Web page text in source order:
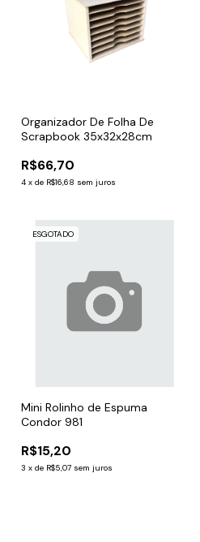
Organizador De Folha De
Scrapbook 35x32x28cm
R$66,70
4 x de R$16,68 sem juros
ESGOTADO
Mini Rolinho de Espuma
Condor 981
R$15,20
3 x de R$5,07 sem juros